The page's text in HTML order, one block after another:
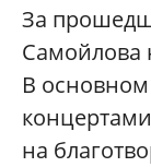
За
Самойлова
В
на